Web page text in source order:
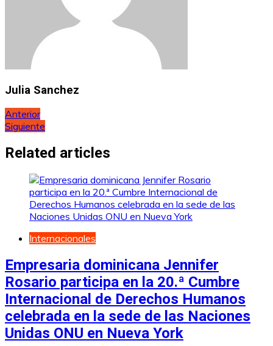
Julia Sanchez
Navegación
de
entradas
Anterior
Siguiente
Related articles
Internacionales
Empresaria dominicana Jennifer
Rosario participa en la 20.ª Cumbre
Internacional de Derechos Humanos
celebrada en la sede de las Naciones
Unidas ONU en Nueva York